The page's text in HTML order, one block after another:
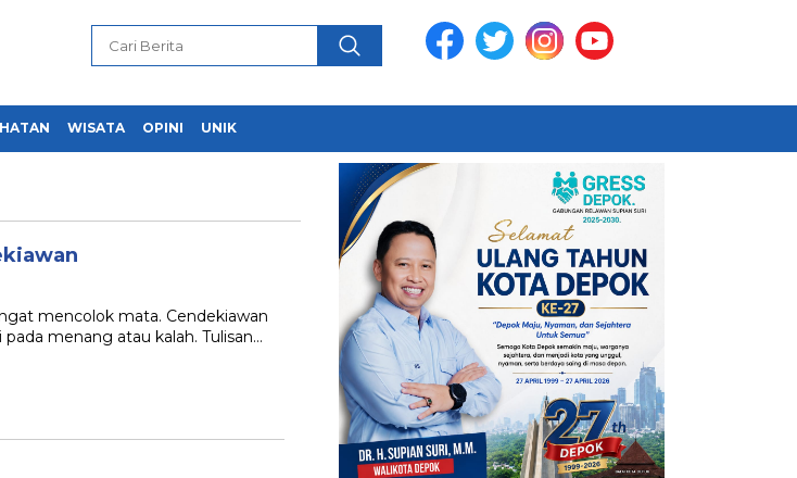
WISATA OPINI UNIK
mencolok mata. Cendekiawan
menang atau kalah. Tulisan…